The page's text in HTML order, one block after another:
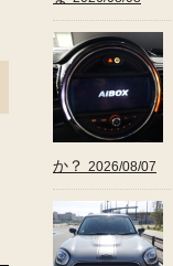
か？ 2026/08/07